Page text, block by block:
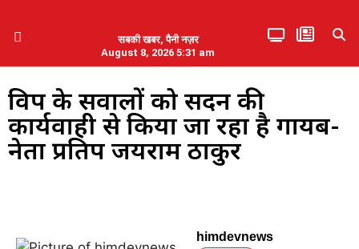
सबकी खबर, पैनी नज़र
August 8, 2026 5:31 am
विपक्ष के सवालों को सदन की
कार्यवाही से किया जा रहा है गायब-
नेता प्रतिपक्ष जयराम ठाकुर
himdevnews